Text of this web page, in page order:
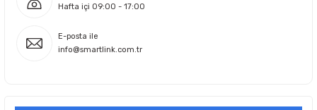
Hafta içi 09:00 - 17:00
E-posta ile
info@smartlink.com.tr